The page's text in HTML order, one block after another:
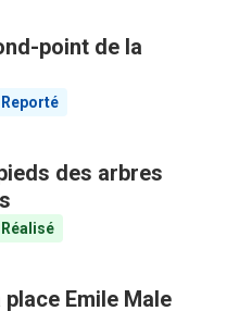
point de la
Reporté
des arbres
Réalisé
Emile Male